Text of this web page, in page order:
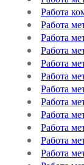
Работа
Работа
Работа
Работа
Работа
Работа
Работа
Работа
Работа
Работа
Работа
Работа